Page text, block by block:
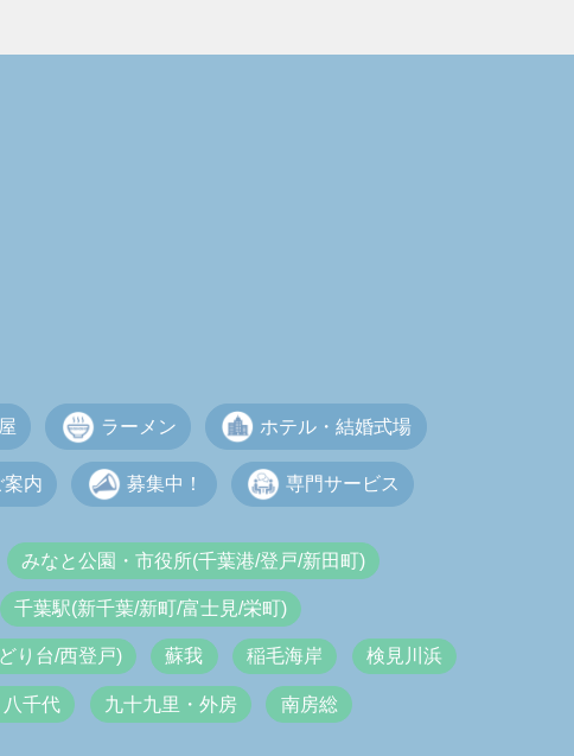
ラーメン ホテル・結婚式場
案内 募集中！ 専門サービス
みなと公園・市役所(千葉港/登戸/新田町)
千葉駅(新千葉/新町/富士見/栄町)
り台/西登戸) 蘇我 稲毛海岸 検見川浜
千代 九十九里・外房 南房総